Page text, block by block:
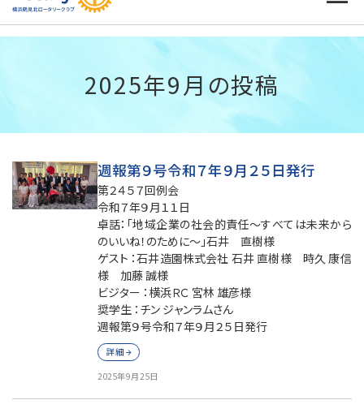
2025年9月の投稿
週報第９号令和７年９月２５日発行
第２４５７回例会
令和７年９月１１日
卓話：「地域企業の社会的責任～すべては未来から
のいいね！のために～」石井 直樹様
ゲスト ：石井造園株式会社 石井 直樹様 時久 康信
様 加藤 誠様
ビジター ：横浜ＲＣ 宮林 雄彦様
奨学生 ：チン ジャンラムさん
週報第９号令和７年９月２５日発行
詳細
2025年9月25日